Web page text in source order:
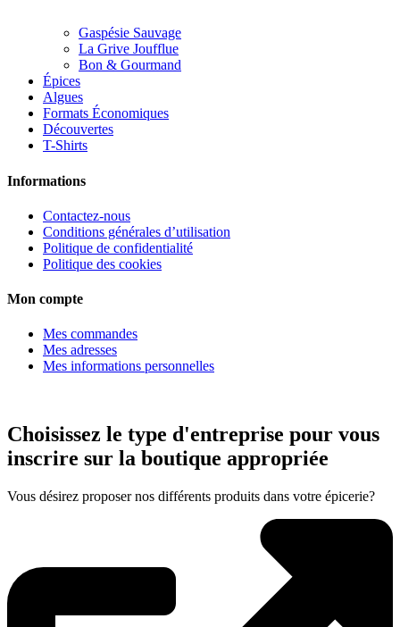
Gaspésie Sauvage
La Grive Joufflue
Bon & Gourmand
Épices
Algues
Formats Économiques
Découvertes
T-Shirts
Informations
Contactez-nous
Conditions générales d’utilisation
Politique de confidentialité
Politique des cookies
Mon compte
Mes commandes
Mes adresses
Mes informations personnelles
Choisissez le type d'entreprise pour vous
inscrire sur la boutique appropriée
Vous désirez proposer nos différents produits dans votre épicerie?